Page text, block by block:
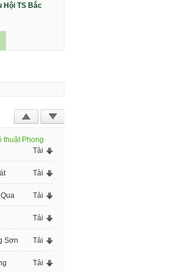
Hội TS Bắc
thuật Phong
Tải
Tải
Tải
Tải
Sơn Tải
Tải